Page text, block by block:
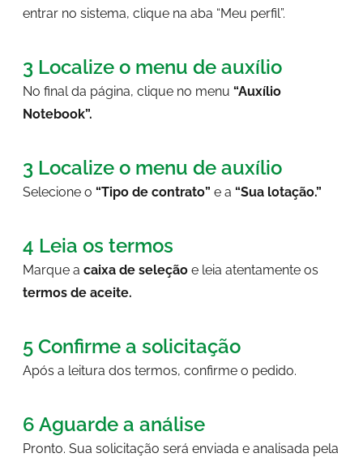
entrar no sistema, clique na aba “Meu perfil”.
3 Localize o menu de auxílio
No final da página, clique no menu “Auxílio
Notebook”.
3 Localize o menu de auxílio
Selecione o “Tipo de contrato” e a “Sua lotação.”
4 Leia os termos
Marque a caixa de seleção e leia atentamente os
termos de aceite.
5 Confirme a solicitação
Após a leitura dos termos, confirme o pedido.
6 Aguarde a análise
Pronto. Sua solicitação será enviada e analisada pela